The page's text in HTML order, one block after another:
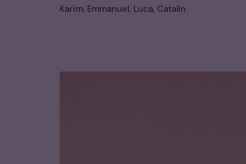
Karim, Emmanuel, Luca, Catalin